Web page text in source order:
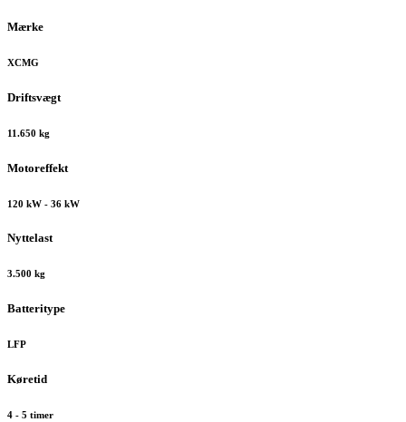
Mærke
XCMG
Driftsvægt
11.650 kg
Motoreffekt
120 kW - 36 kW
Nyttelast
3.500 kg
Batteritype
LFP
Køretid
4 - 5 timer